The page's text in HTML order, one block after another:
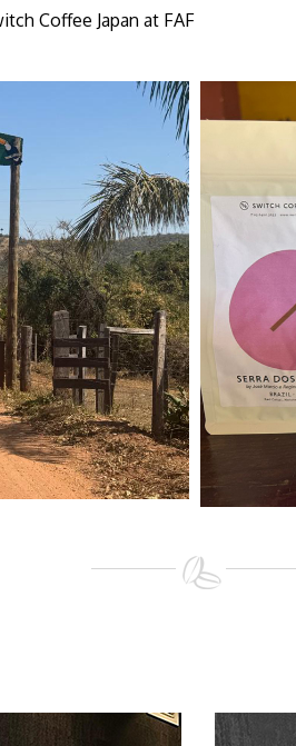
Coffee Japan at FAF